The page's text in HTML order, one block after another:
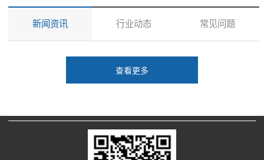
新闻资讯 行业动态 常见问题
查看更多